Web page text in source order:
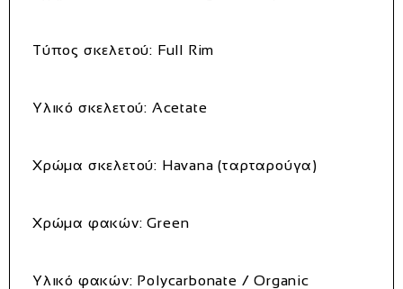
Τύπος σκελετού: Full Rim
Υλικό σκελετού: Acetate
Χρώμα σκελετού: Havana (ταρταρούγα)
Χρώμα φακών: Green
Υλικό φακών: Polycarbonate / Organic